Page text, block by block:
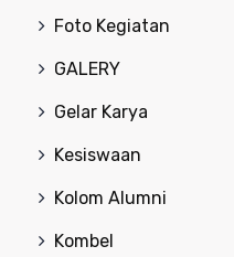
Foto Kegiatan
GALERY
Gelar Karya
Kesiswaan
Kolom Alumni
Kombel